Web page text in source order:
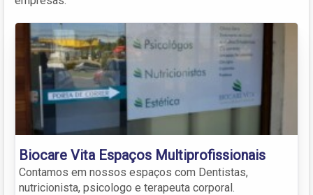
Biocare Vita Espaços Multiprofissionais
Contamos em nossos espaços com Dentistas,
nutricionista, psicologo e terapeuta corporal.